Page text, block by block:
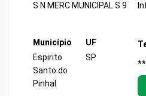
S N MERC MUNICIPAL S 9
Município
Espirito
Santo do
Pinhal
UF
SP